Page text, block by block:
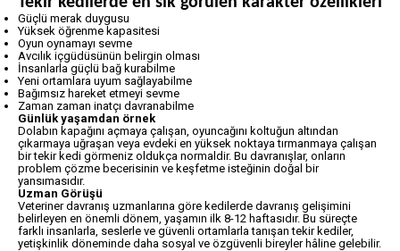
Güçlü merak duygusu
Yüksek öğrenme kapasitesi
Oyun oynamayı sevme
Avcılık içgüdüsünün belirgin olması
İnsanlarla güçlü bağ kurabilme
Yeni ortamlara uyum sağlayabilme
Bağımsız hareket etmeyi sevme
Zaman zaman inatçı davranabilme
Günlük yaşamdan örnek
Dolabın kapağını açmaya çalışan, oyuncağını koltuğun altından
çıkarmaya uğraşan veya evdeki en yüksek noktaya tırmanmaya çalışan
bir tekir kedi görmeniz oldukça normaldir. Bu davranışlar, onların
problem çözme becerisinin ve keşfetme isteğinin doğal bir
yansımasıdır.
Uzman Görüşü
Veteriner davranış uzmanlarına göre kedilerde davranış gelişimini
belirleyen en önemli dönem, yaşamın ilk 8-12 haftasıdır. Bu süreçte
farklı insanlarla, seslerle ve güvenli ortamlarla tanışan tekir kediler,
yetişkinlik döneminde daha sosyal ve özgüvenli bireyler hâline gelebilir.